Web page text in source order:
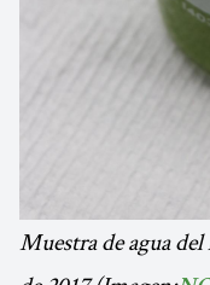
Muestra de agua